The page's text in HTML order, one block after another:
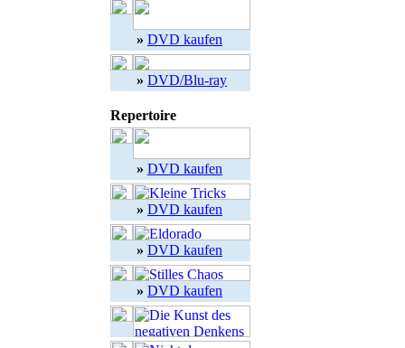
» DVD kaufen
» DVD/Blu-ray
Repertoire
» DVD kaufen
» DVD kaufen
» DVD kaufen
» DVD kaufen